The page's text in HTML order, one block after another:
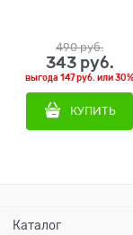
490 руб.
343 руб.
выгода147 руб. или30%
КУПИТЬ
Каталог